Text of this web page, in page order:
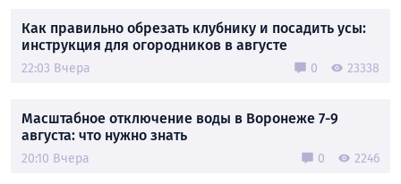
Как правильно обрезать клубнику и посадить усы:
инструкция для огородников в августе
22:03 Вчера 0 23338
Масштабное отключение воды в Воронеже 7-9
августа: что нужно знать
20:10 Вчера 0 2246